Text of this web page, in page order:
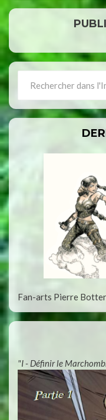
for:
Fan-arts Pierre
"I - Définir le